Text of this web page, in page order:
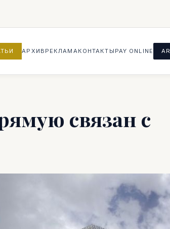
АРХИВ РЕКЛАМА КОНТАКТЫ PAY ONLINE
связан с